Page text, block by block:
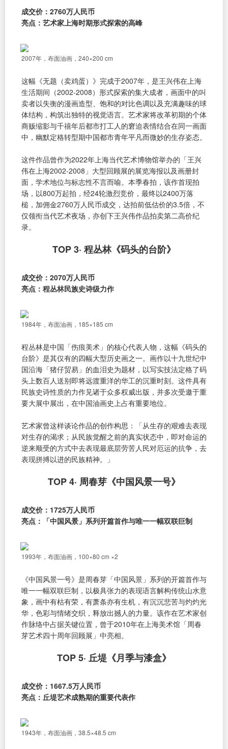
成交价：2760万人民币
亮点：艺术家上海时期形式探索的高峰
2007年，布面油画，240×200 cm
这幅《无题（卖鸡蛋）》完成于2007年，是王兴伟在上海
生活期间（2002-2008）形式探索的集大成者，画面中的叫
卖者以失衡的漫画造型、饱和的对比色调以及充满趣味的球
体结构，构筑出独特的视觉语言。艺术家将改革初期的个体
商贩缩影与千禧年后都市打工人的窘迫表情结合在同一画面
中，幽默定格转型期中国都市青年平凡而微妙的生存姿态。
这件作品曾作为2022年上海当代艺术博物馆举办的「王兴
伟在上海2002-2008」大型回顾展的展览海报以及画册封
面，学术地位与标志性不言而喻。本季春拍，该作首现拍
场，以800万起拍，经24轮激烈竞价，最终以2400万落
槌，加佣金2760万人民币成交，达拍前低估价的3.5倍，不
仅领衔当代艺术夜场，亦创下王兴伟作品拍卖第二高价纪
录。
TOP 3· 程丛林《码头的台阶》
成交价：2070万人民币
亮点：程丛林民族史诗级力作
1984年，布面油画，185×185 cm
程丛林是中国「伤痕美术」的核心代表人物，这幅《码头的
台阶》是其仅有的四幅大型历史画之一。画作以十九世纪中
国沿海「猪仔贸易」的血泪史为题材，以写实技法定格了码
头上数百人送别即将远渡重洋的华工的沉重时刻。这件具有
民族史诗性质的力作见诸于众多权威出版，并多次受邀于重
要大展中展出，在中国油画史上占有重要地位。
艺术家曾这样谈论作品的创作构思：「从生存的艰难去表现
对生存的渴求；从民族觉醒之前的真实状态中，即对命运的
逆来顺受的方式中去表现最底层劳苦人民对厄运的抗争，去
表现拼搏以进的民族精神。」
TOP 4· 周春芽《中国风景一号》
成交价：1725万人民币
亮点：「中国风景」系列开篇首作与唯一一幅双联巨制
1993年，布面油画，100×80 cm ×2
《中国风景一号》是周春芽「中国风景」系列的开篇首作与
唯一一幅双联巨制，以极具张力的表现语言解构传统山水意
象，画中有枯有荣，有萧条亦有生机，有沉沉悲苦与灼灼光
华，色彩与情绪交织，释放出撼人的力量。该作在艺术家创
作脉络中占据关键位置，曾于2010年在上海美术馆「周春
芽艺术四十周年回顾展」中亮相。
TOP 5· 丘堤《月季与漆盒》
成交价：1667.5万人民币
亮点：丘堤艺术成熟期的重要代表作
1943年，布面油画，38.5×48.5 cm